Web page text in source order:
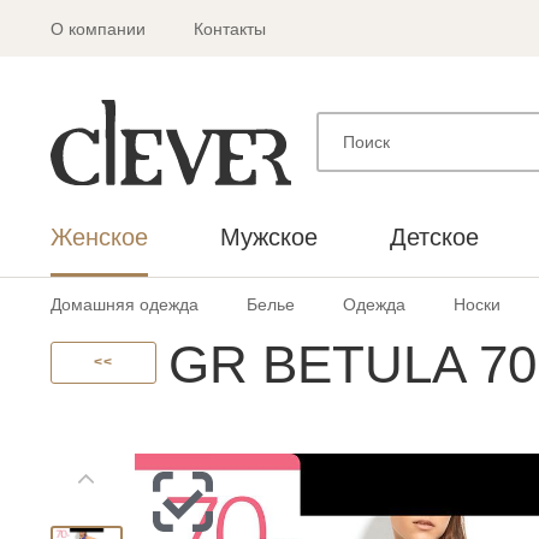
О компании Контакты
Женское Мужское Детское
Домашняя одежда Белье Одежда Носки
<< GR BETULA